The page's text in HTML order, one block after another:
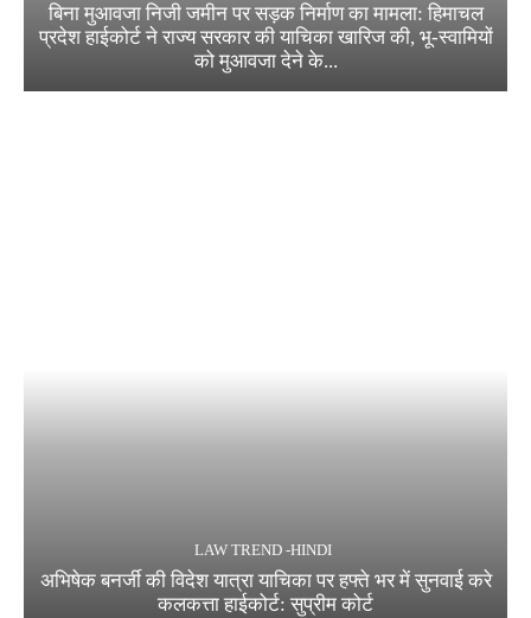
बिना मुआवजा निजी जमीन पर सड़क निर्माण का मामला: हिमाचल
प्रदेश हाईकोर्ट ने राज्य सरकार की याचिका खारिज की, भू-स्वामियों
को मुआवजा देने के...
LAW TREND -HINDI
अभिषेक बनर्जी की विदेश यात्रा याचिका पर हफ्ते भर में सुनवाई करे
कलकत्ता हाईकोर्ट: सुप्रीम कोर्ट